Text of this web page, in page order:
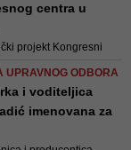
centra u
projekt Kongresni
godine, ali je
imovinsko-pravnih
više od dvije
UPRAVNOG ODBORA
i voditeljica
imenovana za